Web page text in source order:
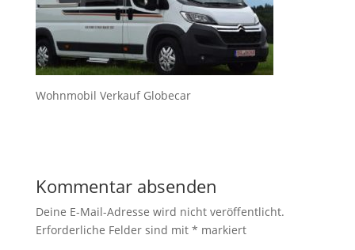
Wohnmobil Verkauf Globecar
Kommentar absenden
Deine E-Mail-Adresse wird nicht veröffentlicht.
Erforderliche Felder sind mit * markiert